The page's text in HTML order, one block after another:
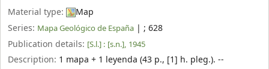
Material type:
Map
Series: Mapa Geológico de España | ; 628
Publication details: [S.l.] : [s.n.], 1945
Description: 1 mapa + 1 leyenda (43 p., [1] h. pleg.). --